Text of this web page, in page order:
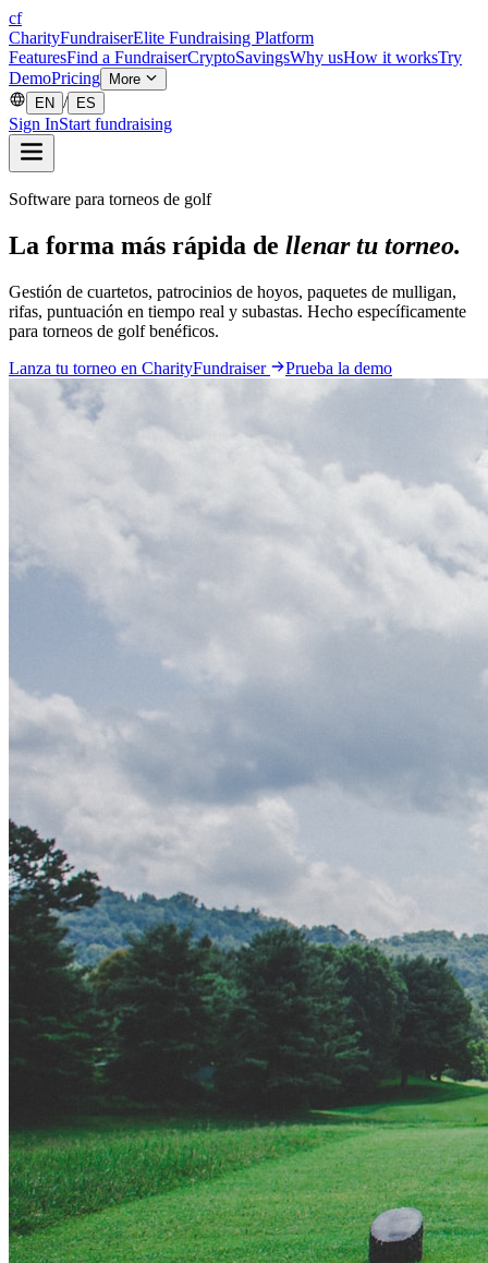
cf
CharityFundraiserElite Fundraising Platform
FeaturesFind a FundraiserCryptoSavingsWhy usHow it worksTry
DemoPricing
More
EN / ES
Sign InStart fundraising
Software para torneos de golf
La forma más rápida de llenar tu torneo.
Gestión de cuartetos, patrocinios de hoyos, paquetes de mulligan,
rifas, puntuación en tiempo real y subastas. Hecho específicamente
para torneos de golf benéficos.
Lanza tu torneo en CharityFundraiser
Prueba la demo